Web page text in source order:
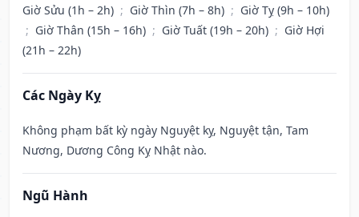
Giờ Sửu (1h – 2h) ; Giờ Thìn (7h – 8h) ; Giờ Tỵ (9h – 10h)
; Giờ Thân (15h – 16h) ; Giờ Tuất (19h – 20h) ; Giờ Hợi
(21h – 22h)
Các Ngày Kỵ
Không phạm bất kỳ ngày Nguyệt kỵ, Nguyệt tận, Tam
Nương, Dương Công Kỵ Nhật nào.
Ngũ Hành